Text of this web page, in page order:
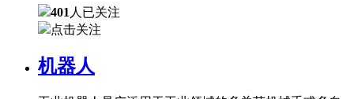
401 人已关注
点击关注
机器人